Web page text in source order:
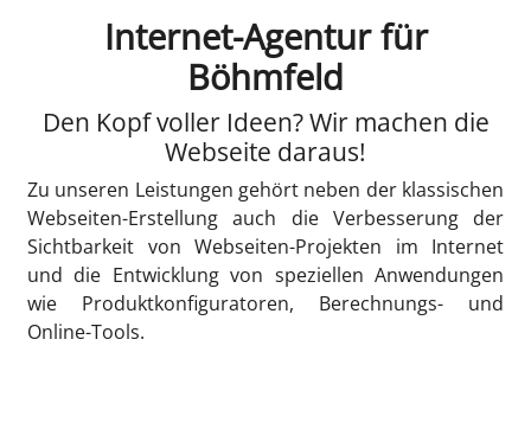
Internet-Agentur für
Böhmfeld
Den Kopf voller Ideen? Wir machen die
Webseite daraus!
Zu unseren Leistungen gehört neben der klassischen
Webseiten-Erstellung auch die Verbesserung der
Sichtbarkeit von Webseiten-Projekten im Internet
und die Entwicklung von speziellen Anwendungen
wie Produktkonfiguratoren, Berechnungs- und
Online-Tools.